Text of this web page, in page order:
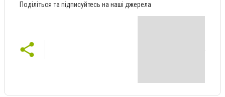
Поділіться та підписуйтесь на наші джерела